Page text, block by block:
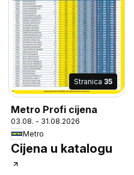
Stranica 35
Metro Profi cijena
03.08. - 31.08.2026
Metro
Cijena u katalogu